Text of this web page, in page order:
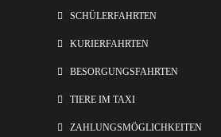
SCHÜLERFAHRTEN
KURIERFAHRTEN
BESORGUNGSFAHRTEN
TIERE IM TAXI
ZAHLUNGSMÖGLICHKEITEN